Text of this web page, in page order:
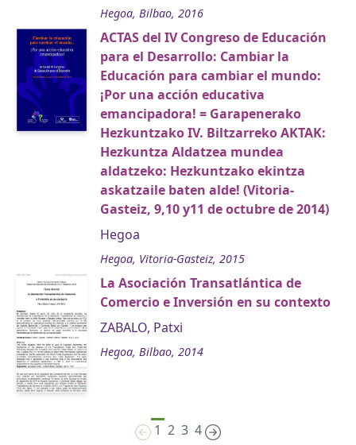
Hegoa, Bilbao, 2016
ACTAS del IV Congreso de Educación
para el Desarrollo: Cambiar la
Educación para cambiar el mundo:
¡Por una acción educativa
emancipadora! = Garapenerako
Hezkuntzako IV. Biltzarreko AKTAK:
Hezkuntza Aldatzea mundea
aldatzeko: Hezkuntzako ekintza
askatzaile baten alde! (Vitoria-
Gasteiz, 9,10 y11 de octubre de 2014)
Hegoa
Hegoa, Vitoria-Gasteiz, 2015
La Asociación Transatlántica de
Comercio e Inversión en su contexto
ZABALO, Patxi
Hegoa, Bilbao, 2014
1 2 3 4